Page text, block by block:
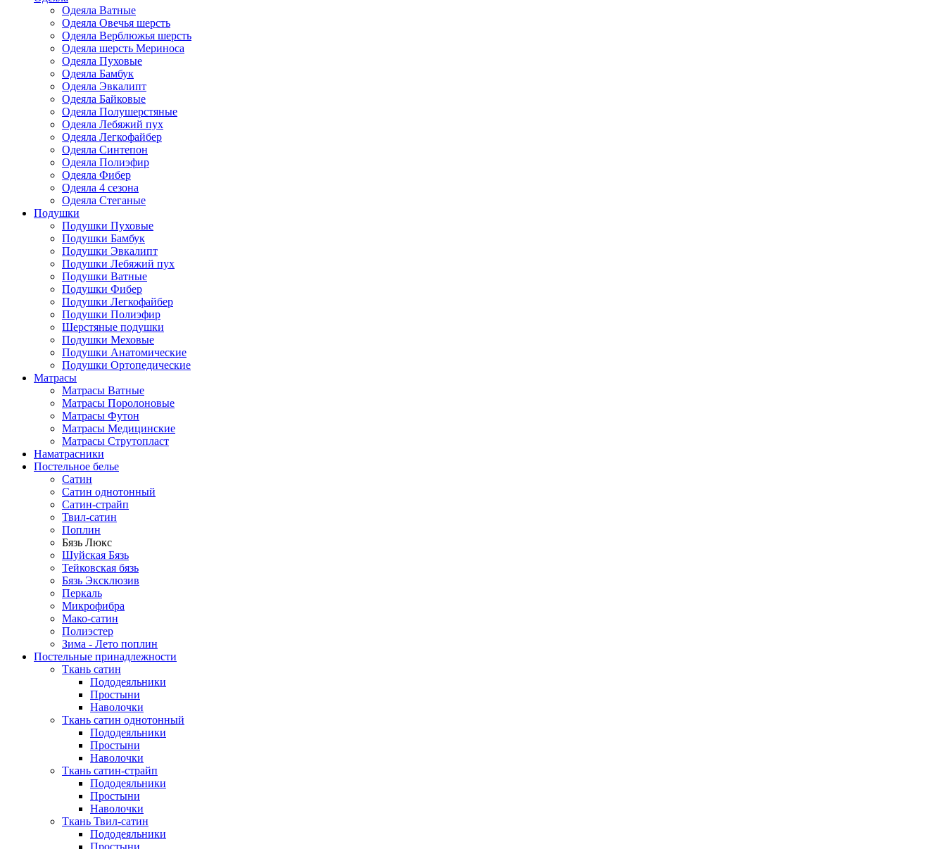
Одеяла Ватные
Одеяла Овечья шерсть
Одеяла Верблюжья шерсть
Одеяла шерсть Мериноса
Одеяла Пуховые
Одеяла Бамбук
Одеяла Эвкалипт
Одеяла Байковые
Одеяла Полушерстяные
Одеяла Лебяжий пух
Одеяла Легкофайбер
Одеяла Синтепон
Одеяла Полиэфир
Одеяла Фибер
Одеяла 4 сезона
Одеяла Стеганые
Подушки
Подушки Пуховые
Подушки Бамбук
Подушки Эвкалипт
Подушки Лебяжий пух
Подушки Ватные
Подушки Фибер
Подушки Легкофайбер
Подушки Полиэфир
Шерстяные подушки
Подушки Меховые
Подушки Анатомические
Подушки Ортопедические
Матрасы
Матрасы Ватные
Матрасы Поролоновые
Матрасы Футон
Матрасы Медицинские
Матрасы Струтопласт
Наматрасники
Постельное белье
Сатин
Сатин однотонный
Сатин-страйп
Твил-сатин
Поплин
Бязь Люкс
Шуйская Бязь
Тейковская бязь
Бязь Эксклюзив
Перкаль
Микрофибра
Мако-сатин
Полиэстер
Зима - Лето поплин
Постельные принадлежности
Ткань сатин
Пододеяльники
Простыни
Наволочки
Ткань сатин однотонный
Пододеяльники
Простыни
Наволочки
Ткань сатин-страйп
Пододеяльники
Простыни
Наволочки
Ткань Твил-сатин
Пододеяльники
Простыни